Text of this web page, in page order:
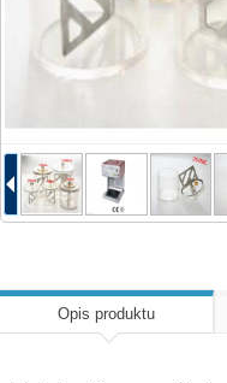
Opis produktu